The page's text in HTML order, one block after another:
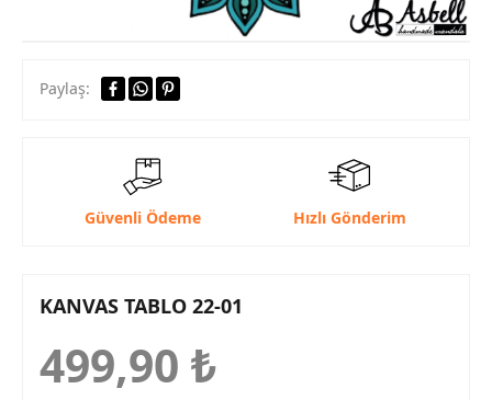
Paylaş:
Güvenli Ödeme Hızlı Gönderim
KANVAS TABLO 22-01
499,90 ₺